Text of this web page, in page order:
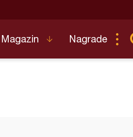
Magazin Nagrade